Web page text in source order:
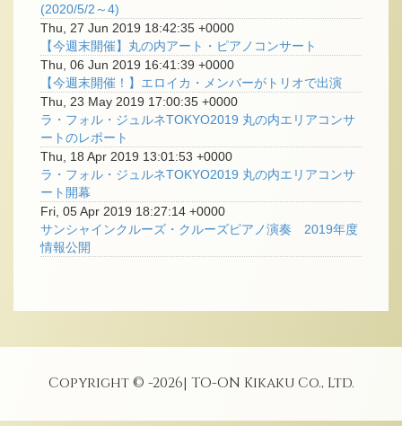
(2020/5/2～4)
Thu, 27 Jun 2019 18:42:35 +0000
【今週末開催】丸の内アート・ピアノコンサート
Thu, 06 Jun 2019 16:41:39 +0000
【今週末開催！】エロイカ・メンバーがトリオで出演
Thu, 23 May 2019 17:00:35 +0000
ラ・フォル・ジュルネTOKYO2019 丸の内エリアコンサ
ートのレポート
Thu, 18 Apr 2019 13:01:53 +0000
ラ・フォル・ジュルネTOKYO2019 丸の内エリアコンサ
ート開幕
Fri, 05 Apr 2019 18:27:14 +0000
サンシャインクルーズ・クルーズピアノ演奏 2019年度
情報公開
Copyright © -2026| TO-ON Kikaku Co., Ltd.